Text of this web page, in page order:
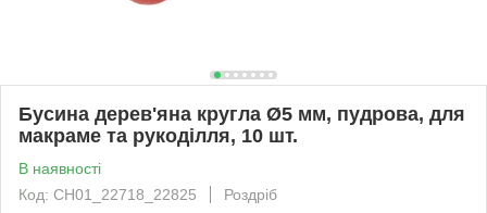
Бусина дерев'яна кругла Ø5 мм, пудрова, для
макраме та рукоділля, 10 шт.
В наявності
Код: CH01_22718_22825
Роздріб